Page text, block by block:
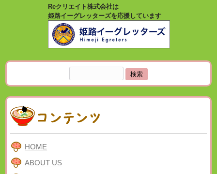
Reクリエイト株式会社は
姫路イーグレッターズを応援しています
索:
HOME
ABOUT US